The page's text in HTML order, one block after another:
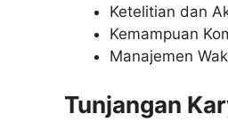
Ketelitian dan
Kemampuan
Manajemen
Tunjangan